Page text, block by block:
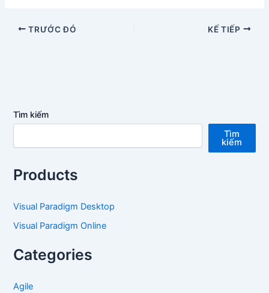
TRƯỚC ĐÓ KẾ TIẾP
Tìm kiếm
Tìm
kiếm
Products
Visual Paradigm Desktop
Visual Paradigm Online
Categories
Agile